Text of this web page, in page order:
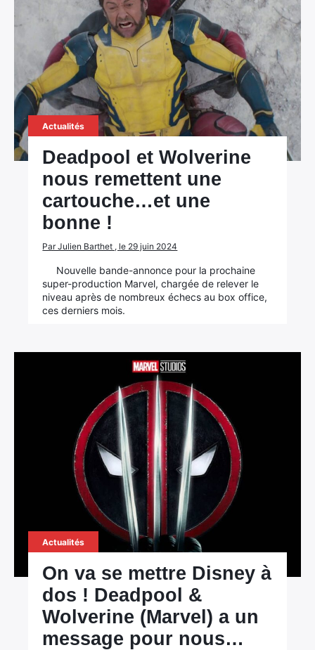
Actualités
Deadpool et Wolverine
nous remettent une
cartouche…et une
bonne !
Par Julien Barthet , le 29 juin 2024
Nouvelle bande-annonce pour la prochaine
super-production Marvel, chargée de relever le
niveau après de nombreux échecs au box office,
ces derniers mois.
Actualités
On va se mettre Disney à
dos ! Deadpool &
Wolverine (Marvel) a un
message pour nous…